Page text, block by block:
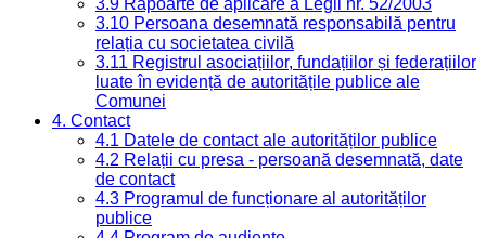
3.9 Rapoarte de aplicare a Legii nr. 52/2003
3.10 Persoana desemnată responsabilă pentru
relația cu societatea civilă
3.11 Registrul asociațiilor, fundațiilor și federațiilor
luate în evidență de autoritățile publice ale
Comunei
4. Contact
4.1 Datele de contact ale autorităților publice
4.2 Relații cu presa - persoană desemnată, date
de contact
4.3 Programul de funcționare al autorităților
publice